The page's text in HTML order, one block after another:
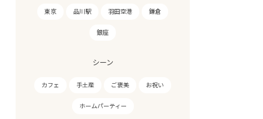
東京 品川駅 羽田空港 鎌倉
銀座
シーン
カフェ 手土産 ご褒美 お祝い
ホームパーティー